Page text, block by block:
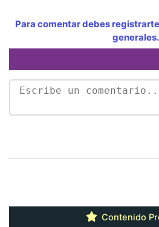
Para comentar debes
generales.
Contenido